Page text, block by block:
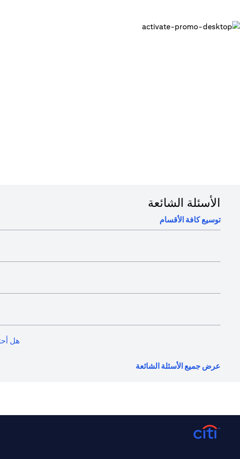
الأسئلة الشائعة
توسيع كافة الأقسام
هل
عرض جميع الأسئلة الشائعة